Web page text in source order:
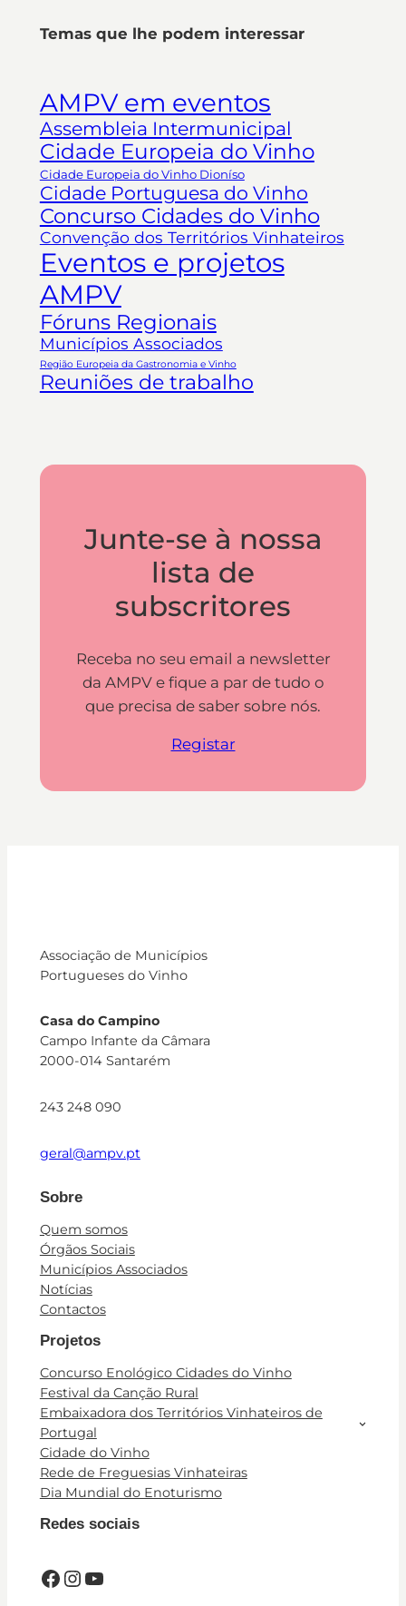
Temas que lhe podem interessar
AMPV em eventos
Assembleia Intermunicipal
Cidade Europeia do Vinho
Cidade Europeia do Vinho Dioníso
Cidade Portuguesa do Vinho
Concurso Cidades do Vinho
Convenção dos Territórios Vinhateiros
Eventos e projetos
AMPV
Fóruns Regionais
Municípios Associados
Região Europeia da Gastronomia e Vinho
Reuniões de trabalho
Junte-se à nossa
lista de
subscritores
Receba no seu email a newsletter
da AMPV e fique a par de tudo o
que precisa de saber sobre nós.
Registar
Associação de Municípios
Portugueses do Vinho
Casa do Campino
Campo Infante da Câmara
2000-014 Santarém
243 248 090
geral@ampv.pt
Sobre
Quem somos
Órgãos Sociais
Municípios Associados
Notícias
Contactos
Projetos
Concurso Enológico Cidades do Vinho
Festival da Canção Rural
Embaixadora dos Territórios Vinhateiros de
Portugal
Cidade do Vinho
Rede de Freguesias Vinhateiras
Dia Mundial do Enoturismo
Redes sociais
Facebook InstagramYouTube